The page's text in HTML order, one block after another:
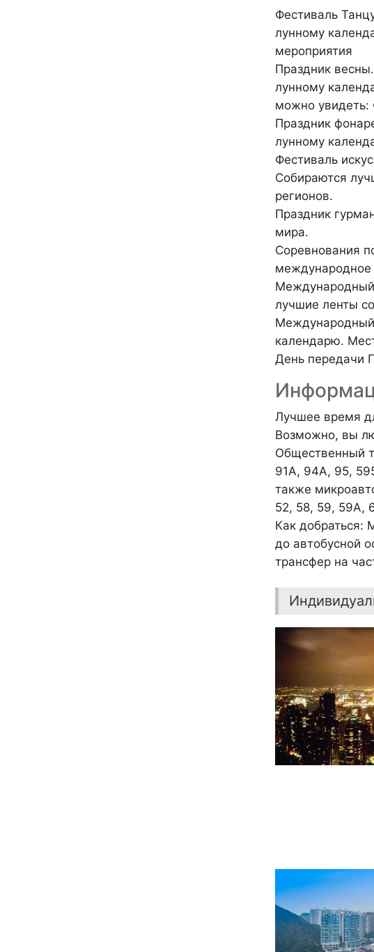
Фестиваль
лунному
мероприятия
Праздник
лунному
можно увидеть:
Праздник
лунному
Фестиваль
Собираются
регионов.
Праздник
мира.
Соревнования
международное
Международный
лучшие ленты
Международный
календарю.
День передачи
Лучшее время
Возможно, вы
Общественный
91A, 94A, 95,
также
52, 58, 59, 59A,
Как добраться:
до автобусной
трансфер на